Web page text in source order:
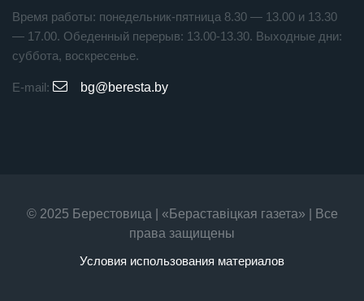
Время работы: понедельник-пятница 8.30 — 13.00 и 13.30
— 17.00. Обеденный перерыв: 13.00-13.30. Выходные дни:
суббота, воскресенье.
E-mail: bg@beresta.by
© 2025 Берестовица | «Бераставiцкая газета» | Все
права защищены
Условия использования материалов